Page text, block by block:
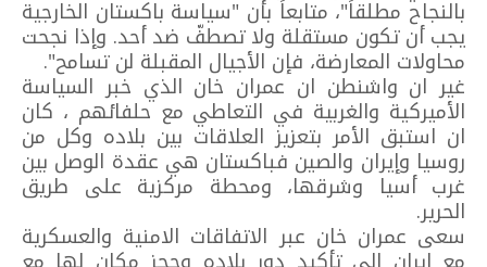
بالنجاح مطلقاً"، متابعاً بأن "سياسة باكستان الخارجية
يجب أن تكون مستقلة ولا تصطفّ ضد أحد. وإذا نجحت
محاولات المعارضة، فإن الأجيال المقبلة لن تسامح".
غير ان واشنطن ان عمران خان الذي خبر السياسة
الأميركية والغربية في التعاطي مع حلفائهم ، كان
ان استبق الأمر بتعزيز العلاقات بين بلاده وكل من
روسيا وإيران والصين فباكستان هي عقدة الوصل بين
غرب أسيا وشرقها، ومحطة مركزية على طريق
الحرير.
سعى عمران خان عبر الاتفاقات الامنية والعسكرية